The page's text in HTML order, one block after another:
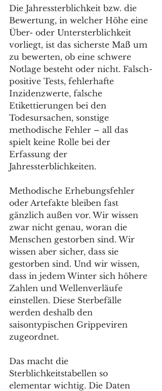
Die Jahressterblichkeit bzw. die
Bewertung, in welcher Höhe eine
Über- oder Untersterblichkeit
vorliegt, ist das sicherste Maß um
zu bewerten, ob eine schwere
Notlage besteht oder nicht. Falsch-
positive Tests, fehlerhafte
Inzidenzwerte, falsche
Etikettierungen bei den
Todesursachen, sonstige
methodische Fehler – all das
spielt keine Rolle bei der
Erfassung der
Jahressterblichkeiten.
Methodische Erhebungsfehler
oder Artefakte bleiben fast
gänzlich außen vor. Wir wissen
zwar nicht genau, woran die
Menschen gestorben sind. Wir
wissen aber sicher, dass sie
gestorben sind. Und wir wissen,
dass in jedem Winter sich höhere
Zahlen und Wellenverläufe
einstellen. Diese Sterbefälle
werden deshalb den
saisontypischen Grippeviren
zugeordnet.
Das macht die
Sterblichkeitstabellen so
elementar wichtig. Die Daten